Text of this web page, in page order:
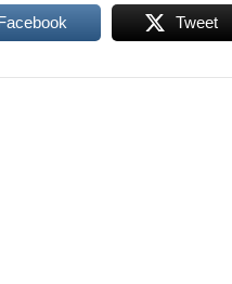
Tweet